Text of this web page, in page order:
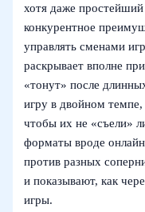
хотя даже
конкурентное
управлять сменами
раскрывает вполне
«тонут» после
игру в двойном
чтобы их не «съели»
форматы вроде онлайн
против разных
и показывают, как
игры.